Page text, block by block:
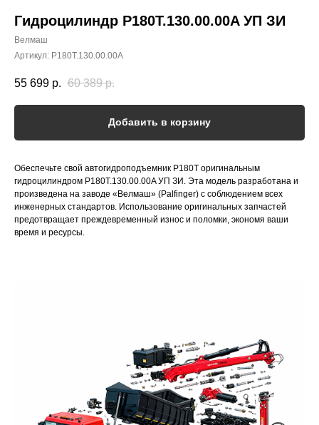
Гидроцилиндр P180T.130.00.00A УП ЗИ
Велмаш
Артикул: P180T.130.00.00A
55 699 р. 60 389 р.
Добавить в корзину
Обеспечьте свой автогидроподъемник P180T оригинальным
гидроцилиндром P180T.130.00.00A УП ЗИ. Эта модель разработана и
произведена на заводе «Велмаш» (Palfinger) с соблюдением всех
инженерных стандартов. Использование оригинальных запчастей
предотвращает преждевременный износ и поломки, экономя ваши
время и ресурсы.